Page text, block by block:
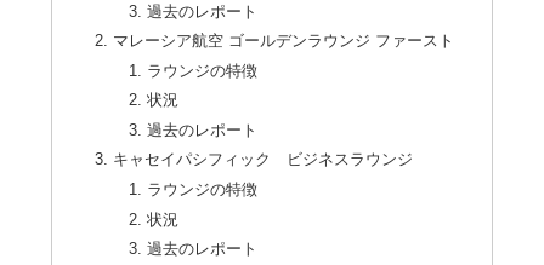
過去のレポート
マレーシア航空 ゴールデンラウンジ ファースト
ラウンジの特徴
状況
過去のレポート
キャセイパシフィック ビジネスラウンジ
ラウンジの特徴
状況
過去のレポート